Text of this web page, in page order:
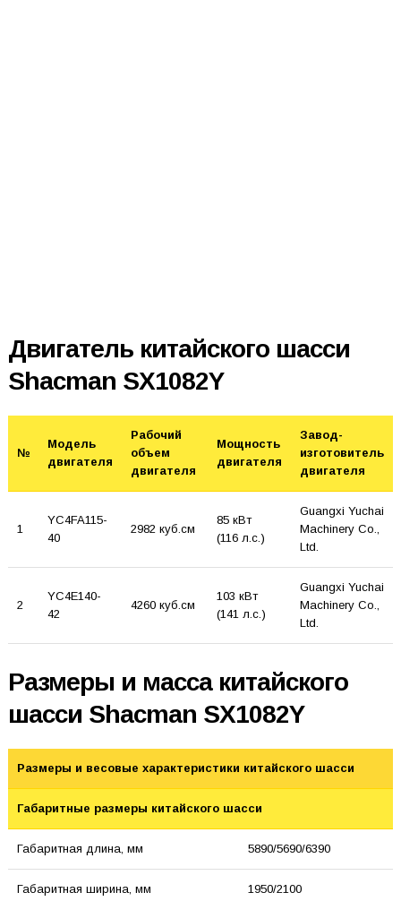
Двигатель китайского шасси
Shacman SX1082Y
№
Модель
двигателя
Рабочий
объем
двигателя
Мощность
двигателя
Завод-
изготовитель
двигателя
1
YC4FA115-
40
2982 куб.см
85 кВт
(116 л.с.)
Guangxi Yuchai
Machinery Co.,
Ltd.
2
YC4E140-
42
4260 куб.см
103 кВт
(141 л.с.)
Guangxi Yuchai
Machinery Co.,
Ltd.
Размеры и масса китайского
шасси Shacman SX1082Y
Размеры и весовые характеристики китайского шасси
Габаритные размеры китайского шасси
Габаритная длина, мм 5890/5690/6390
Габаритная ширина, мм 1950/2100